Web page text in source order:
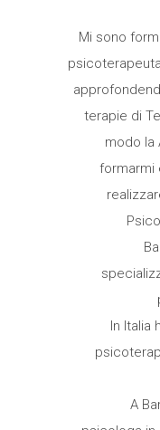
Mi sono
terapie di
modo la
formarmi
In Italia
A